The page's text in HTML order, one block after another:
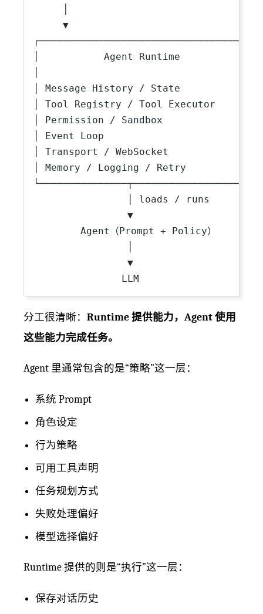
     ▼
┌────────────────────────────────────┐
│           Agent Runtime            │
│ Message History / State            │
│ Tool Registry / Tool Executor      │
│ Permission / Sandbox               │
│ Event Loop                         │
│ Transport / WebSocket              │
│ Memory / Logging / Retry           │
└───────────────┬────────────────────┘
                │ loads / runs
                ▼
        Agent（Prompt + Policy）
                ▼
分工很清晰： Runtime 提供能力，Agent 使用
这些能力完成任务。
Agent 里通常包含的是“策略”这一层：
系统 Prompt
角色设定
行为策略
可用工具声明
任务规划方式
失败处理偏好
模型选择偏好
Runtime 提供的则是“执行”这一层：
保存对话历史